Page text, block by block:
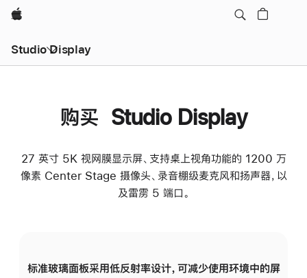
Apple
Studio Display
购买 Studio Display
27 英寸 5K 视网膜显示屏、支持桌上视角功能的 1200 万
像素 Center Stage 摄像头、录音棚级麦克风和扬声器，以
及雷雳 5 端口。
标准玻璃面板采用低反射率设计，可减少使用环境中的屏